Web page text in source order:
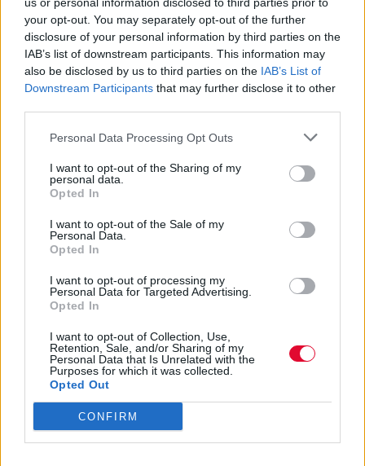
your opt-out. You may separately opt-out of the further
disclosure of your personal information by third parties on the
IAB’s list of downstream participants. This information may
also be disclosed by us to third parties on the IAB’s List of
Downstream Participants that may further disclose it to other
Personal Data Processing Opt Outs
I want to opt-out of the Sharing of my
personal data.
Opted In
I want to opt-out of the Sale of my
Personal Data.
Opted In
I want to opt-out of processing my
Personal Data for Targeted Advertising.
Opted In
I want to opt-out of Collection, Use,
Retention, Sale, and/or Sharing of my
Personal Data that Is Unrelated with the
Purposes for which it was collected.
Opted Out
CONFIRM
ΓΙΆΝΝΗΣ ΠΑΠΑΪΩΆΝΝΟΥ
Οι Fat Dog ετοιμάζουν το νέο άλμπουμ "Cancel
Me (I'm Tired)"
Το επταμελές συγκρότημα από το Νότιο Λονδίνο
ανακοίνωσε το δεύτερο άλμπουμ του, "Cancel Me
(I'm Tired)", που κυκλοφορεί στις 2 Οκτωβρίου,
παρουσιάζοντας παράλληλα το ομώνυμο single, ένα
art pop.